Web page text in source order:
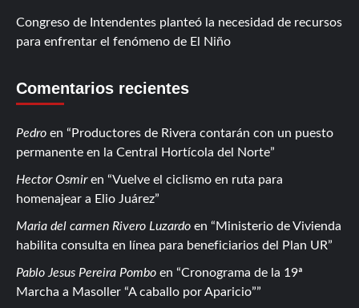
Congreso de Intendentes planteó la necesidad de recursos
para enfrentar el fenómeno de El Niño
Comentarios recientes
Pedro en
Productores de Rivera contarán con un puesto
permanente en la Central Hortícola del Norte
Hector Osmiren
Vuelve el ciclismo en ruta para
homenajear a Elio Juárez
Maria del carmen Rivero Luzardo en
Ministerio de Vivienda
habilita consulta en línea para beneficiarios del Plan UR
Pablo Jesus Pereira Pombo en
Cronograma de la 19ª
Marcha a Masoller “A caballo por Aparicio”